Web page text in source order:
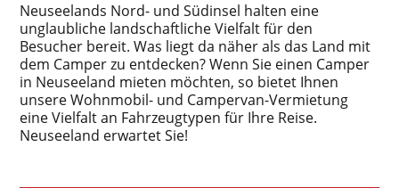
Neuseelands Nord- und Südinsel halten eine
unglaubliche landschaftliche Vielfalt für den
Besucher bereit. Was liegt da näher als das Land mit
dem Camper zu entdecken? Wenn Sie einen Camper
in Neuseeland mieten möchten, so bietet Ihnen
unsere Wohnmobil- und Campervan-Vermietung
eine Vielfalt an Fahrzeugtypen für Ihre Reise.
Neuseeland erwartet Sie!